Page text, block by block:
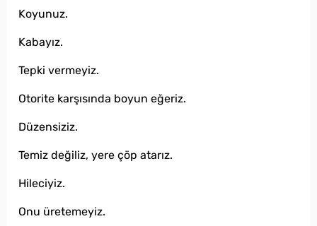
Koyunuz.
Kabayız.
Tepki vermeyiz.
Otorite karşısında boyun eğeriz.
Düzensiziz.
Temiz değiliz, yere çöp atarız.
Hileciyiz.
Onu üretemeyiz.